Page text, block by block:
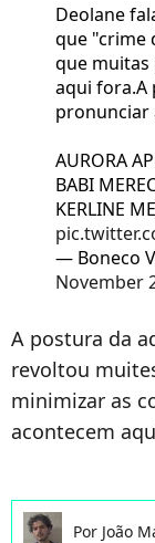
Deolane
que "crime
que muitas
aqui fora.A
pronunciar
AURORA
BABI
KERLINE
— Boneco
November
A postura da
revoltou
minimizar as
acontecem
Por João